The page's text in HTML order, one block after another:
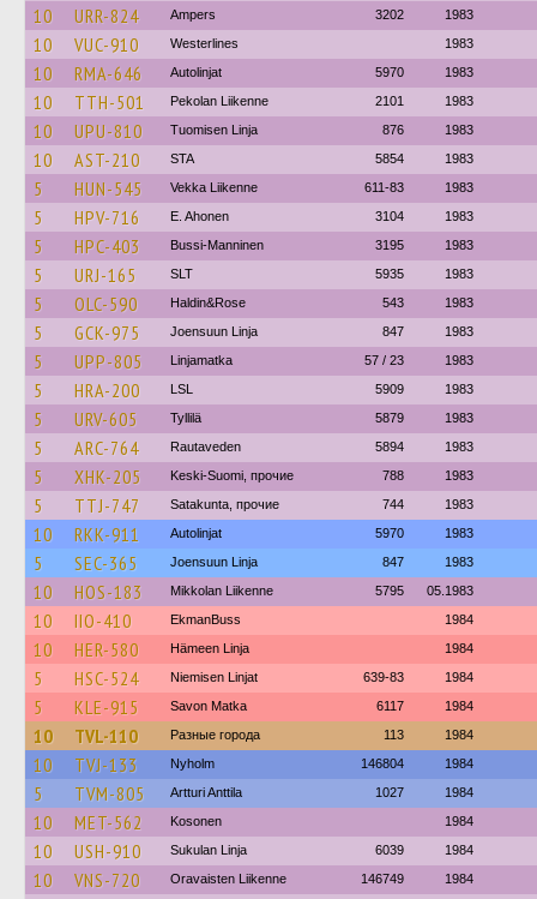
10 URR-824 Ampers 3202 1983
10 VUC-910 Westerlines 1983
10 RMA-646 Autolinjat 5970 1983
10 TTH-501 Pekolan Liikenne 2101 1983
10 UPU-810 Tuomisen Linja 876 1983
10 AST-210 STA 5854 1983
5 HUN-545 Vekka Liikenne 611-83 1983
5 HPV-716 E. Ahonen 3104 1983
5 HPC-403 Bussi-Manninen 3195 1983
5 URJ-165 SLT 5935 1983
5 OLC-590 Haldin&Rose 543 1983
5 GCK-975 Joensuun Linja 847 1983
5 UPP-805 Linjamatka 57 / 23 1983
5 HRA-200 LSL 5909 1983
5 URV-605 Tyllilä 5879 1983
5 ARC-764 Rautaveden 5894 1983
5 XHK-205 Keski-Suomi, прочие 788 1983
5 TTJ-747 Satakunta, прочие 744 1983
10 RKK-911 Autolinjat 5970 1983
5 SEC-365 Joensuun Linja 847 1983
10 HOS-183 Mikkolan Liikenne 5795 05.1983
10 IIO-410 EkmanBuss 1984
10 HER-580 Hämeen Linja 1984
5 HSC-524 Niemisen Linjat 639-83 1984
5 KLE-915 Savon Matka 6117 1984
10 TVL-110 Разные города 113 1984
10 TVJ-133 Nyholm 146804 1984
5 TVM-805 Artturi Anttila 1027 1984
10 MET-562 Kosonen 1984
10 USH-910 Sukulan Linja 6039 1984
10 VNS-720 Oravaisten Liikenne 146749 1984